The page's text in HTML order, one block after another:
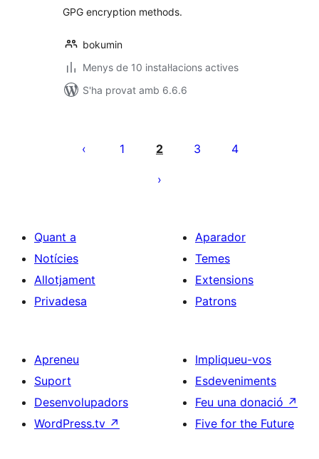
GPG encryption methods.
bokumin
Menys de 10 instal·lacions actives
S'ha provat amb 6.6.6
1 2 3 4
Quant a
Notícies
Allotjament
Privadesa
Aparador
Temes
Extensions
Patrons
Apreneu
Suport
Desenvolupadors
WordPress.tv ↗
Impliqueu-vos
Esdeveniments
Feu una donació ↗
Five for the Future